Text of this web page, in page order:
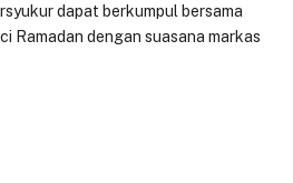
dapat berkumpul bersama
Ramadan dengan suasana markas